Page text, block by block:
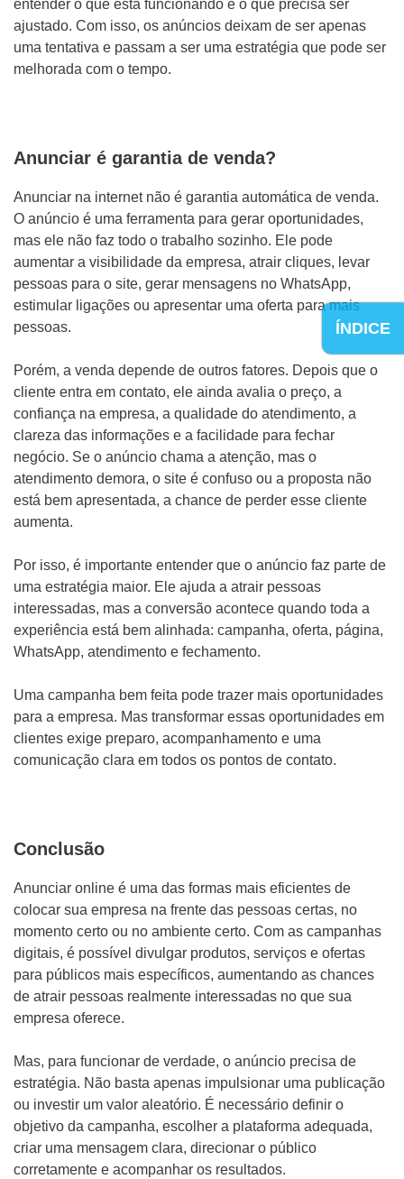
ÍNDICE
entender o que está funcionando e o que precisa ser
ajustado. Com isso, os anúncios deixam de ser apenas
uma tentativa e passam a ser uma estratégia que pode ser
melhorada com o tempo.
Anunciar é garantia de venda?
Anunciar na internet não é garantia automática de venda.
O anúncio é uma ferramenta para gerar oportunidades,
mas ele não faz todo o trabalho sozinho. Ele pode
aumentar a visibilidade da empresa, atrair cliques, levar
pessoas para o site, gerar mensagens no WhatsApp,
estimular ligações ou apresentar uma oferta para mais
pessoas.
Porém, a venda depende de outros fatores. Depois que o
cliente entra em contato, ele ainda avalia o preço, a
confiança na empresa, a qualidade do atendimento, a
clareza das informações e a facilidade para fechar
negócio. Se o anúncio chama a atenção, mas o
atendimento demora, o site é confuso ou a proposta não
está bem apresentada, a chance de perder esse cliente
aumenta.
Por isso, é importante entender que o anúncio faz parte de
uma estratégia maior. Ele ajuda a atrair pessoas
interessadas, mas a conversão acontece quando toda a
experiência está bem alinhada: campanha, oferta, página,
WhatsApp, atendimento e fechamento.
Uma campanha bem feita pode trazer mais oportunidades
para a empresa. Mas transformar essas oportunidades em
clientes exige preparo, acompanhamento e uma
comunicação clara em todos os pontos de contato.
Conclusão
Anunciar online é uma das formas mais eficientes de
colocar sua empresa na frente das pessoas certas, no
momento certo ou no ambiente certo. Com as campanhas
digitais, é possível divulgar produtos, serviços e ofertas
para públicos mais específicos, aumentando as chances
de atrair pessoas realmente interessadas no que sua
empresa oferece.
Mas, para funcionar de verdade, o anúncio precisa de
estratégia. Não basta apenas impulsionar uma publicação
ou investir um valor aleatório. É necessário definir o
objetivo da campanha, escolher a plataforma adequada,
criar uma mensagem clara, direcionar o público
corretamente e acompanhar os resultados.